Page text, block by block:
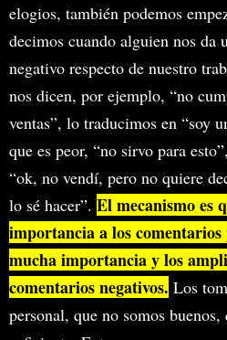
elogios, también podemos
decimos cuando alguien nos da
negativo respecto de nuestro
nos dicen, por ejemplo, “no
ventas”, lo traducimos en “soy
que es peor, “no sirvo para
“ok, no vendí, pero no quiere
lo sé hacer”. El mecanismo es
importancia a los comentarios
mucha importancia y los
comentarios negativos. Los
personal, que no somos